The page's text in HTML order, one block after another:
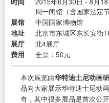
周一闭馆（含国家法定
展馆
中国国家博物馆
地址
北京市东城区东长安街
展厅
北4展厅
费用
全票：50元
本次展览由华特迪士尼动画
品向大家展示华特迪士尼动
奇，其中很多展品是首次公开